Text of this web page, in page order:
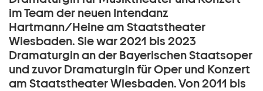
im Team der neuen Intendanz
Hartmann/Heine am Staatstheater
Wiesbaden. Sie war 2021 bis 2023
Dramaturgin an der Bayerischen Staatsoper
und zuvor Dramaturgin für Oper und Konzert
am Staatstheater Wiesbaden. Von 2011 bis